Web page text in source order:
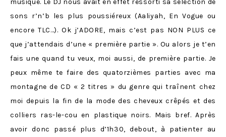
sons r’n’b les plus poussiéreux (Aaliyah, En Vogue ou
encore TLC…). Ok j’ADORE, mais c’est pas NON PLUS ce
que j’attendais d’une « première partie ». Ou alors je t’en
fais une quand tu veux, moi aussi, de première partie. Je
peux même te faire des quatorzièmes parties avec ma
montagne de CD « 2 titres » du genre qui traînent chez
moi depuis la fin de la mode des cheveux crêpés et des
colliers ras-le-cou en plastique noirs. Mais bref. Après
avoir donc passé plus d’1h30, debout, à patienter au